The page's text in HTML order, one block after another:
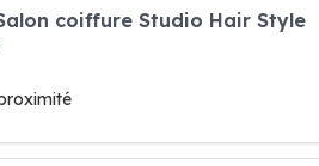
coiffure Studio Hair Style